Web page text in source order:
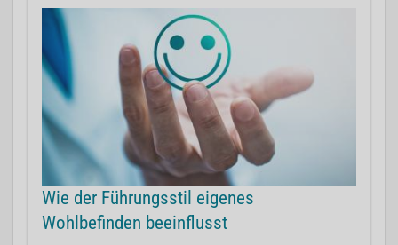
Wie der Führungsstil eigenes
Wohlbefinden beeinflusst